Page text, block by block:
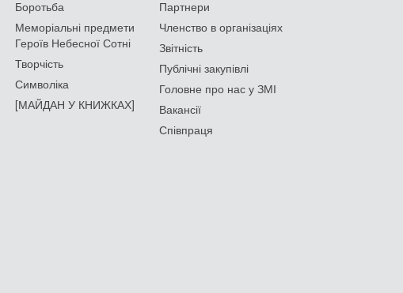
Боротьба
Меморіальні предмети
Героїв Небесної Сотні
Творчість
Символіка
[МАЙДАН У КНИЖКАХ]
Партнери
Членство в організаціях
Звітність
Публічні закупівлі
Головне про нас у ЗМІ
Вакансії
Співпраця